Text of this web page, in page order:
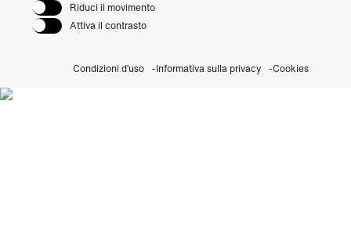
Riduci il movimento
Attiva il contrasto
Condizioni d’uso Informativa sulla privacy Cookies